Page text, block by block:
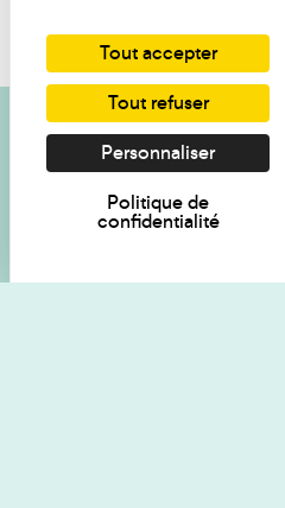
Je souhaite des
Inscrivez-vous
Tout accepter
Tout refuser
Personnaliser
Politique de
confidentialité